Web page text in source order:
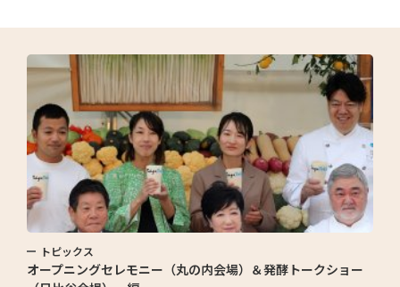
トピックス
オープニングセレモニー（丸の内会場）＆発酵トークショー